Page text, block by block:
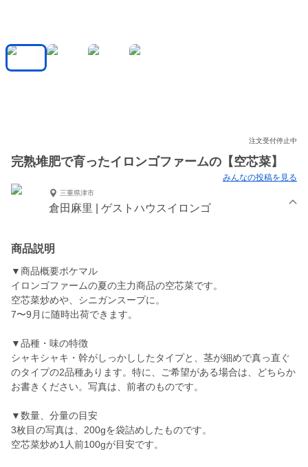
注文受付停止中
完熟堆肥で育ったイロンゴファームの【空芯菜】
みんなの投稿を見る
三重県津市
倉田麻里 | ゲストハウスイロンゴ
商品説明
▼商品概要ポケマル
イロンゴファームの夏の主力商品の空芯菜です。
空芯菜炒めや、シニガンスープに。
7〜9月に随時出荷できます。
▼品種・味の特徴
シャキシャキ・幹がしっかししたタイプと、茎が細めで真っ直ぐ
のタイプの2品種あります。特に、ご希望がある場合は、どちらか
お書きください。写真は、前者のものです。
▼数量、分量の目安
3枚目の写真は、200gを袋詰めしたものです。
空芯菜炒め1人前100gが目安です。